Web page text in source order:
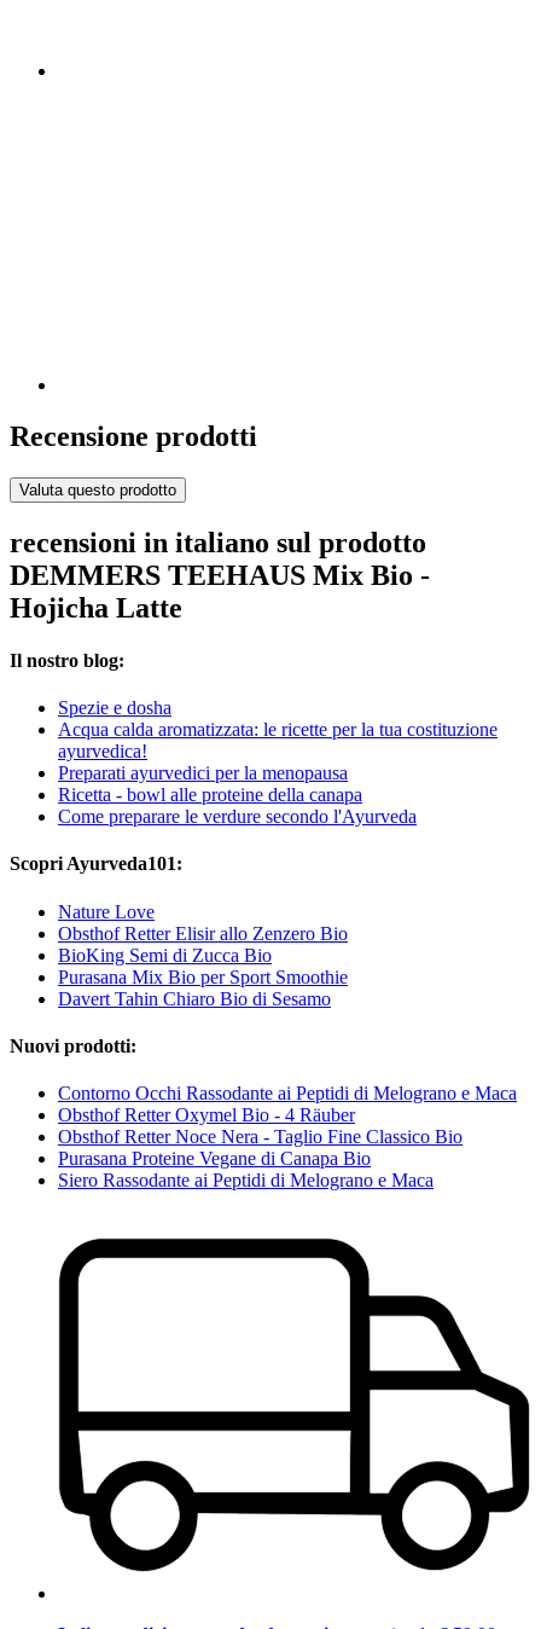
Recensione prodotti
Valuta questo prodotto
recensioni in italiano sul prodotto
DEMMERS TEEHAUS Mix Bio -
Hojicha Latte
Il nostro blog:
Spezie e dosha
Acqua calda aromatizzata: le ricette per la tua costituzione
ayurvedica!
Preparati ayurvedici per la menopausa
Ricetta - bowl alle proteine della canapa
Come preparare le verdure secondo l'Ayurveda
Scopri Ayurveda101:
Nature Love
Obsthof Retter Elisir allo Zenzero Bio
BioKing Semi di Zucca Bio
Purasana Mix Bio per Sport Smoothie
Davert Tahin Chiaro Bio di Sesamo
Nuovi prodotti:
Contorno Occhi Rassodante ai Peptidi di Melograno e Maca
Obsthof Retter Oxymel Bio - 4 Räuber
Obsthof Retter Noce Nera - Taglio Fine Classico Bio
Purasana Proteine Vegane di Canapa Bio
Siero Rassodante ai Peptidi di Melograno e Maca